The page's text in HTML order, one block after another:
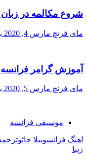
شروع مکالمه در
مای فرنچ مارس 4, 2020
آموزش گرامر
مای فرنچ مارس 5, 2020
موسیقی فرانسه
اهنگ فرانسویبلا چائو
زیبا